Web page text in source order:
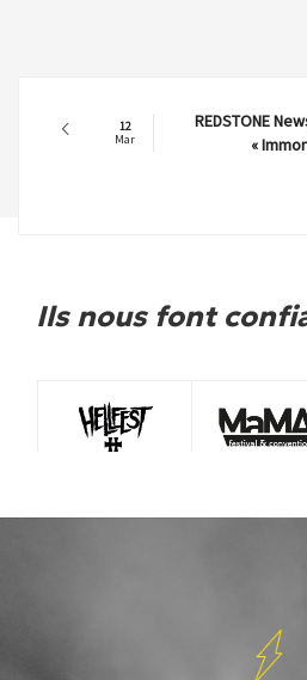
12
Mar
REDSTONE
«
Ils nous font